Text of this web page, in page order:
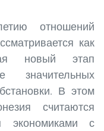
отношений
как
новый этап
значительных
В этом
считаются
экономиками с